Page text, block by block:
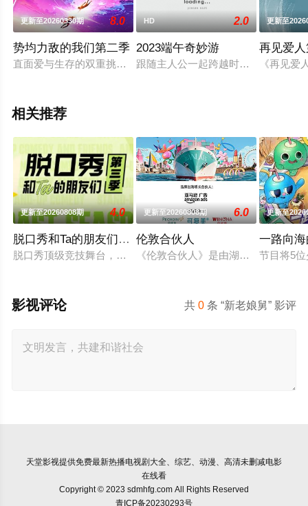
更新至20260330期 8.0
势均力敌的我们第二季
直面爱与生存的双重挑战，在逃离都市的血爱冒险中遇见势均力
HD 2.0
2023端午奇妙游
跟随主人公一起跨越时空，感受古代
更新至
再见爱
《再见
相关推荐
更新至20260808期 4.0
脱口秀和Ta的朋友们第三季
脱口秀顶级竞技舞台，年度热梗发源地，2026夏天准时快乐
更新至20260808期 6.0
伦敦合伙人
《伦敦合伙人》是由湖南卫视、芒
更新至
一路向
节目将5
共0 条 “新老娘舅” 影评
影视评论
天堂影视提供免费最新热播电视剧大全、综艺、动漫、高清未删减电影
在线看
Copyright © 2023 sdmhfg.com All Rights Reserved
青ICP备20230293号